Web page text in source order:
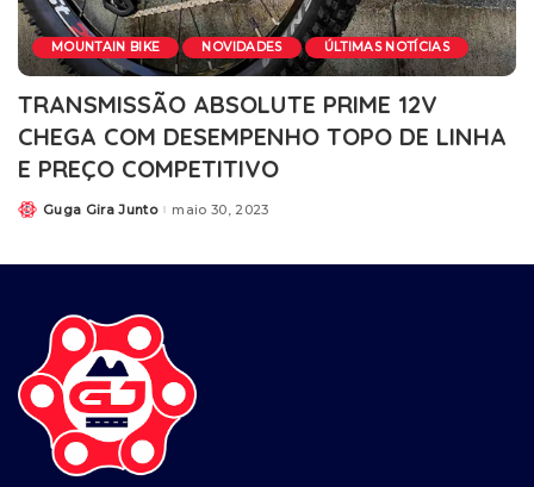
MOUNTAIN BIKE NOVIDADES ÚLTIMAS NOTÍCIAS
TRANSMISSÃO ABSOLUTE PRIME 12V
CHEGA COM DESEMPENHO TOPO DE LINHA
E PREÇO COMPETITIVO
Guga Gira Junto maio 30, 2023